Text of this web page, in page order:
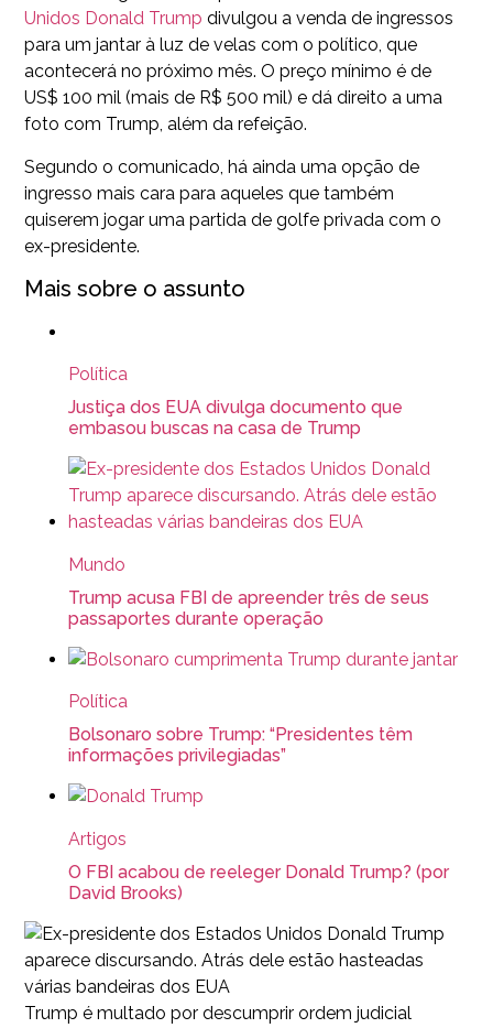
Unidos Donald Trump divulgou a venda de ingressos
para um jantar à luz de velas com o político, que
acontecerá no próximo mês. O preço mínimo é de
US$ 100 mil (mais de R$ 500 mil) e dá direito a uma
foto com Trump, além da refeição.
Segundo o comunicado, há ainda uma opção de
ingresso mais cara para aqueles que também
quiserem jogar uma partida de golfe privada com o
ex-presidente.
Mais sobre o assunto
Política
Justiça dos EUA divulga documento que
embasou buscas na casa de Trump
Mundo
Trump acusa FBI de apreender três de seus
passaportes durante operação
Política
Bolsonaro sobre Trump: “Presidentes têm
informações privilegiadas”
Artigos
O FBI acabou de reeleger Donald Trump? (por
David Brooks)
Trump é multado por descumprir ordem judicial